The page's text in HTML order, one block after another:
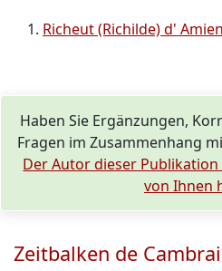
Richeut (Richilde) d'
Haben Sie Ergänzungen,
Fragen im Zusammenhang
Der Autor dieser
von Ihnen
Zeitbalken de Cambrai